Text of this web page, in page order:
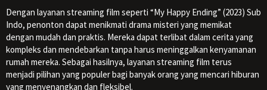
Dengan layanan streaming film seperti “My Happy Ending” (2023) Sub
Indo, penonton dapat menikmati drama misteri yang memikat
dengan mudah dan praktis. Mereka dapat terlibat dalam cerita yang
kompleks dan mendebarkan tanpa harus meninggalkan kenyamanan
rumah mereka. Sebagai hasilnya, layanan streaming film terus
menjadi pilihan yang populer bagi banyak orang yang mencari hiburan
yang menyenangkan dan fleksibel.